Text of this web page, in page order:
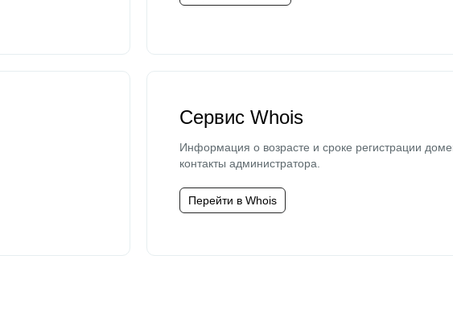
Сервис Whois
Информация о возрасте и сроке регистрации
контакты администратора.
Перейти в Whois